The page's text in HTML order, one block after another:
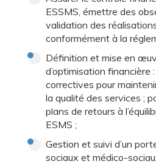
ESSMS, émettre des
validation des
conformément à la
Définition et mise en
d’optimisation financière
correctives pour
la qualité des services ;
plans de retours à
ESMS ;
Gestion et suivi d’un
sociaux et médico-